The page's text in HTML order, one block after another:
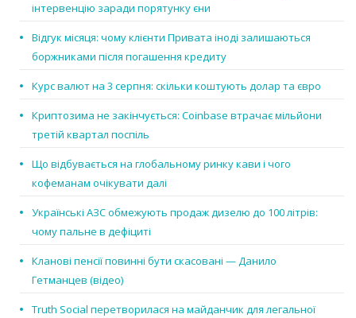
інтервенцію заради порятунку єни
Відгук місяця: чому клієнти Привата іноді залишаються
боржниками після погашення кредиту
Курс валют на 3 серпня: скільки коштують долар та євро
Криптозима не закінчується: Coinbase втрачає мільйони
третій квартал поспіль
Що відбувається на глобальному ринку кави і чого
кофеманам очікувати далі
Українські АЗС обмежують продаж дизелю до 100 літрів:
чому пальне в дефіциті
Кланові пенсії повинні бути скасовані — Данило
Гетманцев (відео)
Truth Social перетворилася на майданчик для легальної